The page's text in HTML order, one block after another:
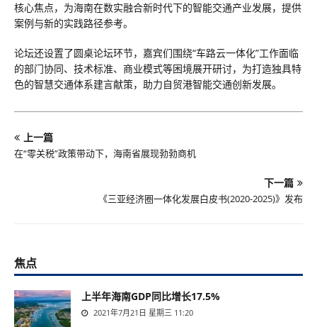
核心焦点，为海南在数实融合新时代下的智能交通产业发展，提供
案例与新的实践路径参考。
论坛还设置了圆桌论坛环节，嘉宾们围绕“车路云一体化”工作面临
的部门协同、技术标准、商业模式等困境展开研讨，为打造独具特
色的智慧交通体系建言献策，助力自贸港智能交通创新发展。
上一篇
在“零关税”政策带动下，海南省展现勃勃商机
下一篇
《三亚经济圈一体化发展白皮书(2020-2025)》发布
焦点
上半年海南GDP同比增长17.5%
2021年7月21日 星期三 11:20